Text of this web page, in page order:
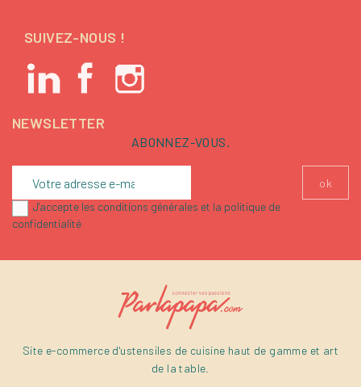
SUIVEZ-NOUS !
NEWSLETTER
ABONNEZ-VOUS.
J'accepte les conditions générales et la politique de
confidentialité
Site e-commerce d'ustensiles de cuisine haut de gamme et art
de la table.